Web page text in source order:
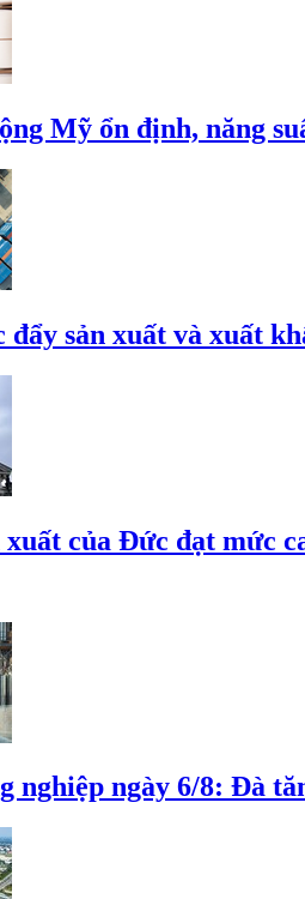
Mỹ ổn định, năng
đẩy sản xuất và xuất
của Đức đạt mức
nghiệp ngày 6/8: Đà